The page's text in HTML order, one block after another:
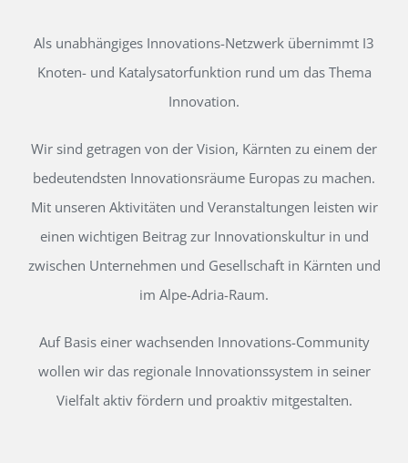
Als unabhängiges Innovations-Netzwerk übernimmt I3
Knoten- und Katalysatorfunktion rund um das Thema
Innovation.
Wir sind getragen von der Vision, Kärnten zu einem der
bedeutendsten Innovationsräume Europas zu machen.
Mit unseren Aktivitäten und Veranstaltungen leisten wir
einen wichtigen Beitrag zur Innovationskultur in und
zwischen Unternehmen und Gesellschaft in Kärnten und
im Alpe-Adria-Raum.
Auf Basis einer wachsenden Innovations-Community
wollen wir das regionale Innovationssystem in seiner
Vielfalt aktiv fördern und proaktiv mitgestalten.